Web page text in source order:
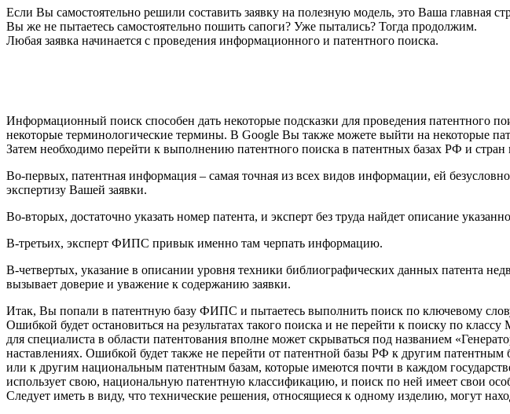
Если Вы самостоятельно решили составить заявку на полезную модель, это Ваша главная
Вы же не пытаетесь самостоятельно пошить сапоги? Уже пытались? Тогда продолжим.
Любая заявка начинается с проведения информационного и патентного поиска.
Информационный поиск способен дать некоторые подсказки для проведения патентного
некоторые терминологические термины. В Google Вы также можете выйти на некоторые
Затем необходимо перейти к выполнению патентного поиска в патентных базах РФ и
Во-первых, патентная информация – самая точная из всех видов информации, ей
экспертизу Вашей заявки.
Во-вторых, достаточно указать номер патента, и эксперт без труда найдет описание
В-третьих, эксперт ФИПС привык именно там черпать информацию.
В-четвертых, указание в описании уровня техники библиографических данных патента
вызывает доверие и уважение к содержанию заявки.
Итак, Вы попали в патентную базу ФИПС и пытаетесь выполнить поиск по ключевому
Ошибкой будет остановиться на результатах такого поиска и не перейти к поиску по
для специалиста в области патентования вполне может скрываться под названием
наставлениях. Ошибкой будет также не перейти от патентной базы РФ к другим
или к другим национальным патентным базам, которые имеются почти в каждом
использует свою, национальную патентную классификацию, и поиск по ней имеет свои
Следует иметь в виду, что технические решения, относящиеся к одному изделию, могут